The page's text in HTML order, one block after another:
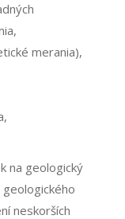
merania),
na geologický
neskorších